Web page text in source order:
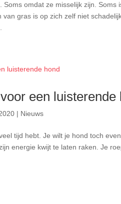
Soms omdat ze misselijk zijn.
van gras is op zich zelf niet
een luisterende
| Nieuws
tijd hebt. Je wilt je hond toch
energie kwijt te laten raken. Je